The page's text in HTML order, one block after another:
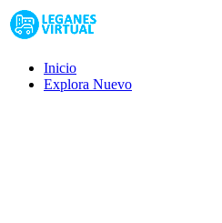
Inicio
Explora Nuevo